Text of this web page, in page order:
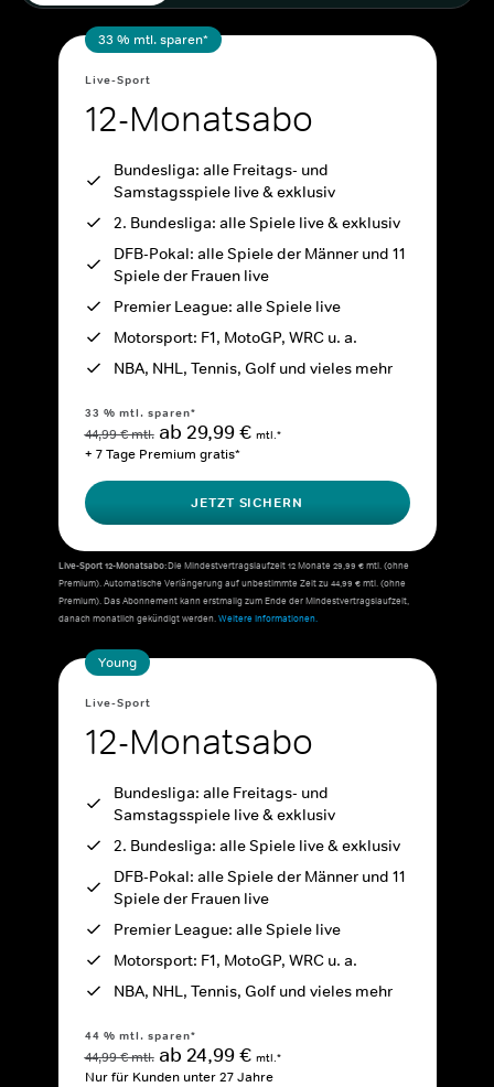
33 % mtl. sparen*
Live-Sport
12-Monatsabo
Bundesliga: alle Freitags- und
Samstagsspiele live & exklusiv
2. Bundesliga: alle Spiele live & exklusiv
DFB-Pokal: alle Spiele der Männer und 11
Spiele der Frauen live
Premier League: alle Spiele live
Motorsport: F1, MotoGP, WRC u. a.
NBA, NHL, Tennis, Golf und vieles mehr
33 % mtl. sparen*
44,99 € mtl. ab 29,99 € mtl.*
+ 7 Tage Premium gratis*
JETZT SICHERN
Live-Sport 12-Monatsabo:Die Mindestvertragslaufzeit 12 Monate 29,99 € mtl. (ohne
Premium). Automatische Verlängerung auf unbestimmte Zeit zu 44,99 € mtl. (ohne
Premium). Das Abonnement kann erstmalig zum Ende der Mindestvertragslaufzeit,
danach monatlich gekündigt werden.Weitere Informationen.
Young
Live-Sport
12-Monatsabo
Bundesliga: alle Freitags- und
Samstagsspiele live & exklusiv
2. Bundesliga: alle Spiele live & exklusiv
DFB-Pokal: alle Spiele der Männer und 11
Spiele der Frauen live
Premier League: alle Spiele live
Motorsport: F1, MotoGP, WRC u. a.
NBA, NHL, Tennis, Golf und vieles mehr
44 % mtl. sparen*
44,99 € mtl. ab 24,99 € mtl.*
Nur für Kunden unter 27 Jahre